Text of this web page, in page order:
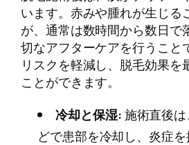
います。赤みや腫れが生じる
が、通常は数時間から数日で
切なアフターケアを行うこと
リスクを軽減し、脱毛効果を
ことができます。
冷却と保湿:施術直後
どで患部を冷却し、炎症